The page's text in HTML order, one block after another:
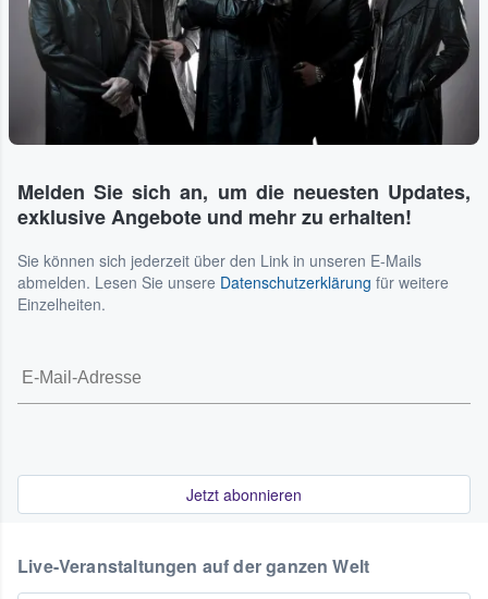
Melden Sie sich an, um die neuesten Updates,
exklusive Angebote und mehr zu erhalten!
Sie können sich jederzeit über den Link in unseren E-Mails
abmelden. Lesen Sie unsere Datenschutzerklärung für weitere
Einzelheiten.
Jetzt abonnieren
Live-Veranstaltungen auf der ganzen Welt